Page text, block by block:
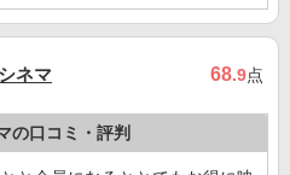
ネマ 68.9点
の口コミ・評判